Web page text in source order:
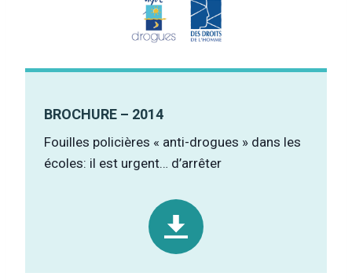
BROCHURE – 2014
Fouilles policières « anti-drogues » dans les
écoles: il est urgent… d’arrêter